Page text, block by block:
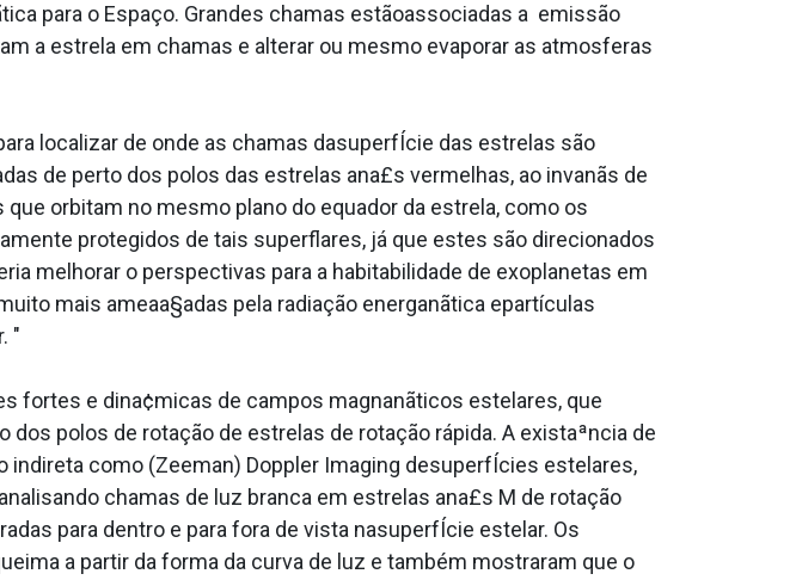
para o Espaço. Grandes chamas estãoassociadas a emissão
a estrela em chamas e alterar ou mesmo evaporar as atmosferas
localizar de onde as chamas dasuperfÍcie das estrelas são
de perto dos polos das estrelas ana£s vermelhas, ao invanãs de
orbitam no mesmo plano do equador da estrela, como os
protegidos de tais superflares, já que estes são direcionados
melhorar o perspectivas para a habitabilidade de exoplanetas em
mais ameaa§adas pela radiação energanãtica epartículas
"
fortes e dina¢micas de campos magnanãticos estelares, que
polos de rotação de estrelas de rotação rápida. A existaªncia de
como (Zeeman) Doppler Imaging desuperfÍcies estelares,
chamas de luz branca em estrelas ana£s M de rotação
para dentro e para fora de vista nasuperfÍcie estelar. Os
a partir da forma da curva de luz e também mostraram que o